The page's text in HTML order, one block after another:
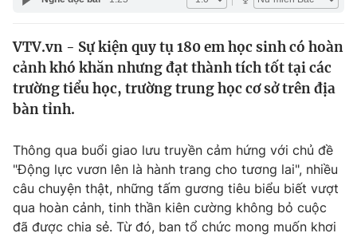
Thế giới
Tin tức
Thế giới đó đây
Câu chuyện quốc tế
Tài chính
Thị trường
Góc doanh nghiệp
Dữ liệu và đời sống
Truyền hình
VTV.vn - Sự kiện quy tụ 180 em học sinh có hoàn
cảnh khó khăn nhưng đạt thành tích tốt tại các
trường tiểu học, trường trung học cơ sở trên địa
bàn tỉnh.
Thông qua buổi giao lưu truyền cảm hứng với chủ đề
"Động lực vươn lên là hành trang cho tương lai", nhiều
câu chuyện thật, những tấm gương tiêu biểu biết vượt
qua hoàn cảnh, tinh thần kiên cường không bỏ cuộc
đã được chia sẻ. Từ đó, ban tổ chức mong muốn khơi